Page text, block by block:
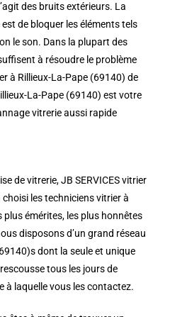
des bruits extérieurs. La
de bloquer les éléments tels
le son. Dans la plupart des
à résoudre le problème
à Rillieux-La-Pape (69140) de
La-Pape (69140) est votre
vitrerie aussi rapide
de vitrerie, JB SERVICES vitrier
les techniciens vitrier à
plus émérites, les plus honnêtes
disposons d’un grand réseau
dont la seule et unique
tous les jours de
à laquelle vous les contactez.